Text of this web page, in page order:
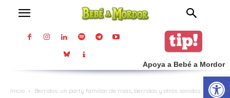
Apoya a Bebé a Mordor
Inicio
Berridos: un party familiar de risas, berridos y otros sonidos